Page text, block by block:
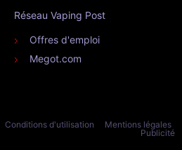
Réseau Vaping Post
Offres d'emploi
Megot.com
Conditions d'utilisation Mentions légales
Publicité